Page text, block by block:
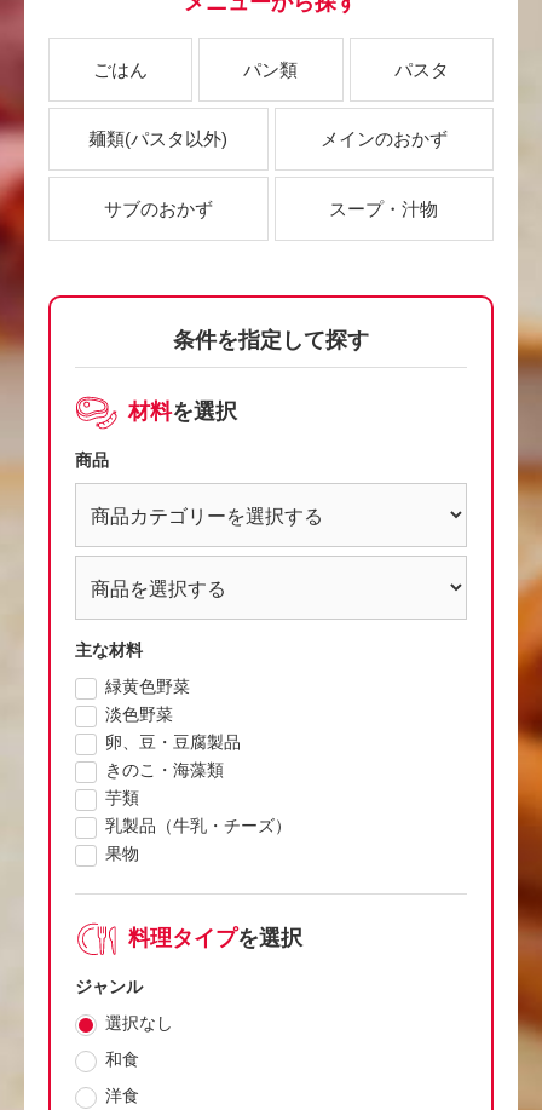
ごはん パン類 パスタ
麺類(パスタ以外) メインのおかず
サブのおかず スープ・汁物
条件を指定して探す
材料を選択
商品
主な材料
緑黄色野菜
淡色野菜
卵、豆・豆腐製品
きのこ・海藻類
芋類
乳製品（牛乳・チーズ）
果物
料理タイプを選択
ジャンル
選択なし
和食
洋食